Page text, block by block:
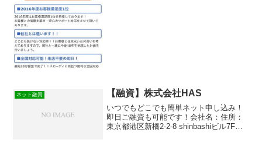
ネット融資 【融資】株式会社HAS
いつでもどこでも簡単ネット申し込み！
即日ご融資も可能です！会社名：住所：
東京都港区新橋2-2-8 shinbashiビル7F登